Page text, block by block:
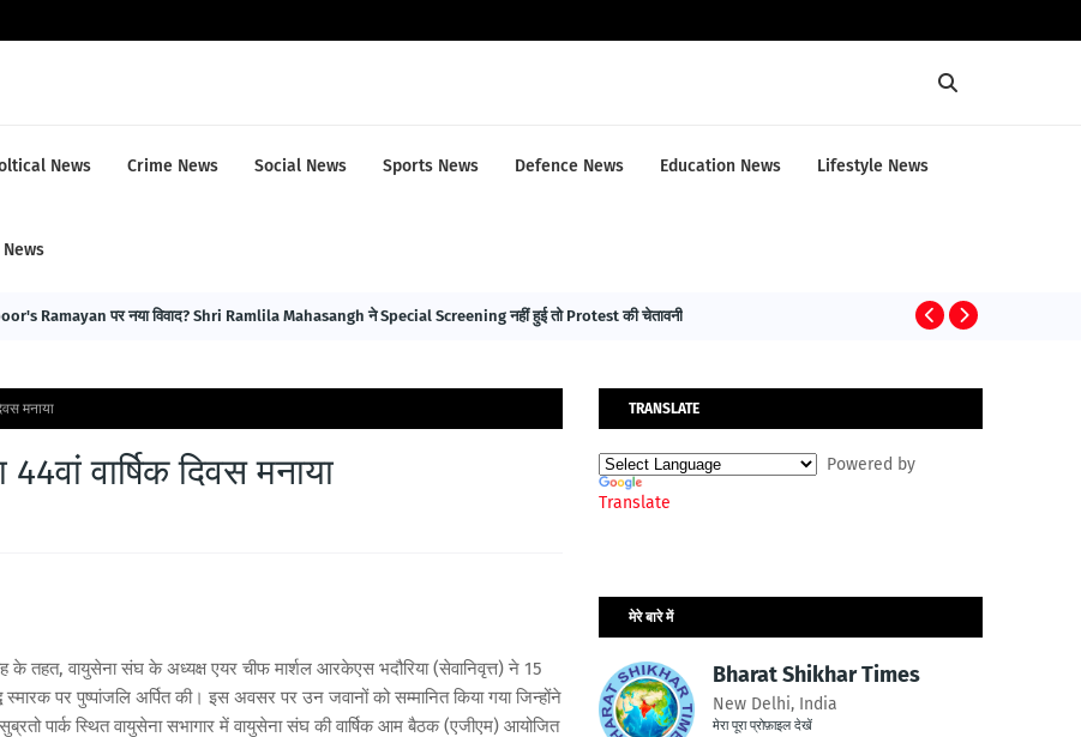
News Crime News Social News Sports News Defence News Education News Lifestyle News
Ramayan पर नया विवाद? Shri Ramlila Mahasangh ने Special Screening नहीं हुई तो Protest की चेतावनी
मनाया
वार्षिक दिवस मनाया
के तहत, वायुसेना संघ के अध्यक्ष एयर चीफ मार्शल आरकेएस भदौरिया (सेवानिवृत्त) ने 15
पर पुष्पांजलि अर्पित की। इस अवसर पर उन जवानों को सम्मानित किया गया जिन्होंने
पार्क स्थित वायुसेना सभागार में वायुसेना संघ की वार्षिक आम बैठक (एजीएम) आयोजित
TRANSLATE
Powered by
Translate
मेरे बारे में
Bharat Shikhar Times
New Delhi, India
मेरा पूरा प्रोफ़ाइल देखें